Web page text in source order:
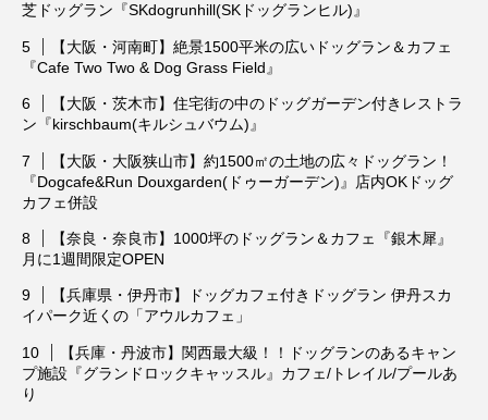
芝ドッグラン『SKdogrunhill(SKドッグランヒル)』
【大阪・河南町】絶景1500平米の広いドッグラン＆カフェ
『Cafe Two Two & Dog Grass Field』
【大阪・茨木市】住宅街の中のドッグガーデン付きレストラ
ン『kirschbaum(キルシュバウム)』
【大阪・大阪狭山市】約1500㎡の土地の広々ドッグラン！
『Dogcafe&Run Douxgarden(ドゥーガーデン)』店内OKドッグ
カフェ併設
【奈良・奈良市】1000坪のドッグラン＆カフェ『銀木犀』
月に1週間限定OPEN
【兵庫県・伊丹市】ドッグカフェ付きドッグラン 伊丹スカ
イパーク近くの「アウルカフェ」
【兵庫・丹波市】関西最大級！！ドッグランのあるキャン
プ施設『グランドロックキャッスル』カフェ/トレイル/プールあ
り